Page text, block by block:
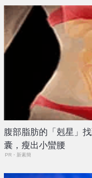
腹部脂肪的「剋星」
囊，瘦出小蠻腰
PR・新素簡